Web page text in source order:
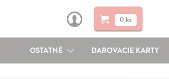
0 ks
OSTATNÉ DAROVACIE KARTY